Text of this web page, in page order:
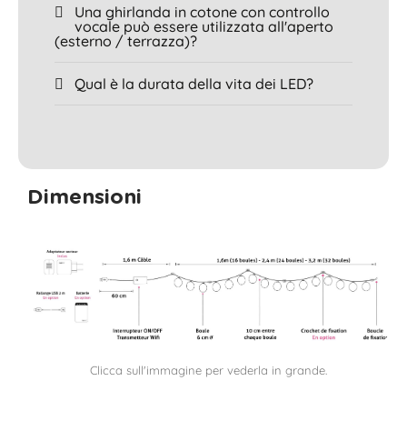
Una ghirlanda in cotone con controllo
vocale può essere utilizzata all'aperto
(esterno / terrazza)?
Qual è la durata della vita dei LED?
Dimensioni
Clicca sull'immagine per vederla in grande.